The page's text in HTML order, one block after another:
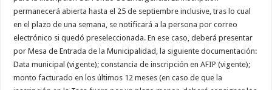
permanecerá abierta hasta el 25 de septiembre inclusive, tras lo cual
en el plazo de una semana, se notificará a la persona por correo
electrónico si quedó preseleccionada. En ese caso, deberá presentar
por Mesa de Entrada de la Municipalidad, la siguiente documentación:
Data municipal (vigente); constancia de inscripción en AFIP (vigente);
monto facturado en los últimos 12 meses (en caso de que la